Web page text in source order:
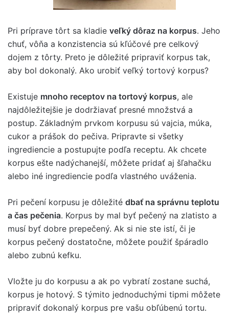
Pri príprave tôrt sa kladie veľký dôraz na korpus. Jeho
chuť, vôňa a konzistencia sú kľúčové pre celkový
dojem z tôrty. Preto je dôležité pripraviť korpus tak,
aby bol dokonalý. Ako urobiť veľký tortový korpus?
Existuje mnoho receptov na tortový korpus, ale
najdôležitejšie je dodržiavať presné množstvá a
postup. Základným prvkom korpusu sú vajcia, múka,
cukor a prášok do pečiva. Pripravte si všetky
ingrediencie a postupujte podľa receptu. Ak chcete
korpus ešte nadýchanejší, môžete pridať aj šľahačku
alebo iné ingrediencie podľa vlastného uváženia.
Pri pečení korpusu je dôležité dbať na správnu teplotu
a čas pečenia. Korpus by mal byť pečený na zlatisto a
musí byť dobre prepečený. Ak si nie ste istí, či je
korpus pečený dostatočne, môžete použiť špáradlo
alebo zubnú kefku.
Vložte ju do korpusu a ak po vybratí zostane suchá,
korpus je hotový. S týmito jednoduchými tipmi môžete
pripraviť dokonalý korpus pre vašu obľúbenú tortu.